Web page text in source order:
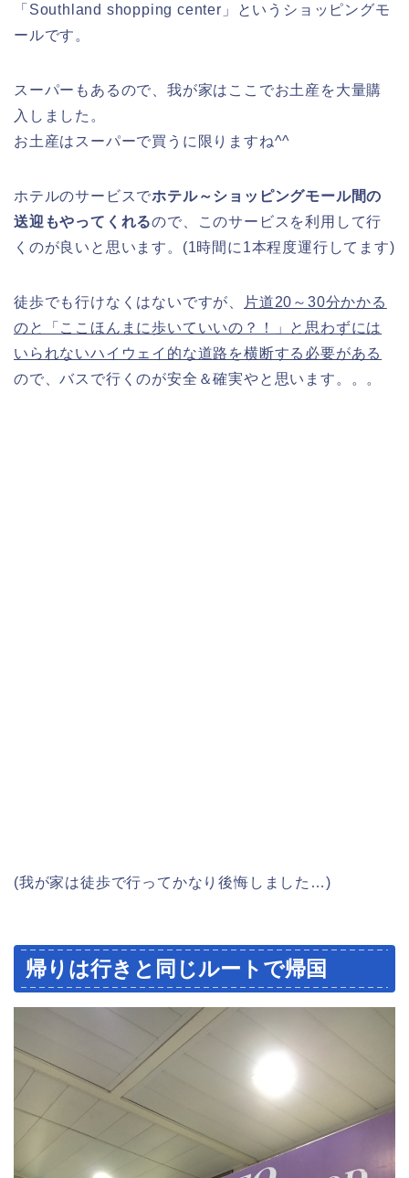
「Southland shopping center」というショッピングモ
ールです。
スーパーもあるので、我が家はここでお土産を大量購
入しました。
お土産はスーパーで買うに限りますね^^
ホテルのサービスでホテル～ショッピングモール間の
送迎もやってくれるので、このサービスを利用して行
くのが良いと思います。(1時間に1本程度運行してます)
徒歩でも行けなくはないですが、
片道20～30分かかる
のと「ここほんまに歩いていいの？！」と思わずには
いられないハイウェイ的な道路を横断する必要がある
ので、バスで行くのが安全＆確実やと思います。。。
(我が家は徒歩で行ってかなり後悔しました…)
帰りは行きと同じルートで帰国